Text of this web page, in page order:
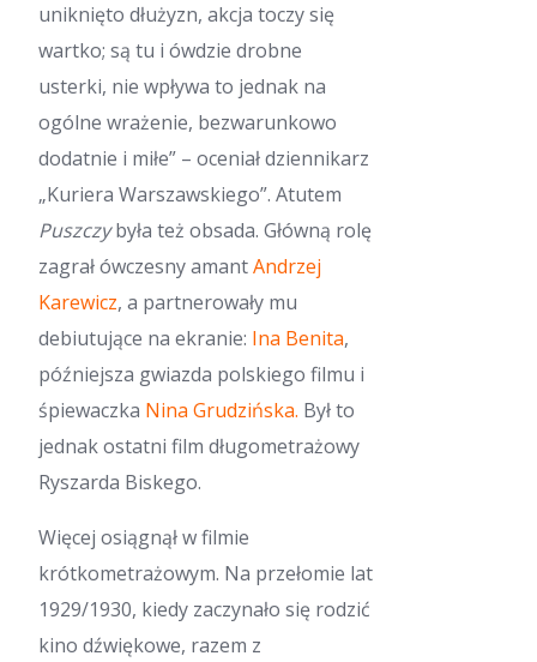
uniknięto dłużyzn, akcja toczy się
wartko; są tu i ówdzie drobne
usterki, nie wpływa to jednak na
ogólne wrażenie, bezwarunkowo
dodatnie i miłe” – oceniał dziennikarz
„Kuriera Warszawskiego”. Atutem
Puszczybyła też obsada. Główną rolę
zagrał ówczesny amantAndrzej
Karewicz, a partnerowały mu
debiutujące na ekranie: Ina Benita,
późniejsza gwiazda polskiego filmu i
śpiewaczka Nina Grudzińska. Był to
jednak ostatni film długometrażowy
Ryszarda Biskego.
Więcej osiągnął w filmie
krótkometrażowym. Na przełomie lat
1929/1930, kiedy zaczynało się rodzić
kino dźwiękowe, razem z